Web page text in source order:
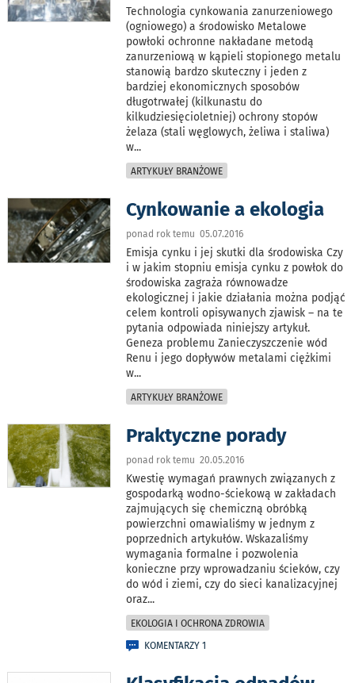
Technologia cynkowania zanurzeniowego
(ogniowego) a środowisko Metalowe
powłoki ochronne nakładane metodą
zanurzeniową w kąpieli stopionego metalu
stanowią bardzo skuteczny i jeden z
bardziej ekonomicznych sposobów
długotrwałej (kilkunastu do
kilkudziesięcioletniej) ochrony stopów
żelaza (stali węglowych, żeliwa i staliwa)
w...
ARTYKUŁY BRANŻOWE
Cynkowanie a ekologia
ponad rok temu 05.07.2016
Emisja cynku i jej skutki dla środowiska Czy
i w jakim stopniu emisja cynku z powłok do
środowiska zagraża równowadze
ekologicznej i jakie działania można podjąć
celem kontroli opisywanych zjawisk – na te
pytania odpowiada niniejszy artykuł.
Geneza problemu Zanieczyszczenie wód
Renu i jego dopływów metalami ciężkimi
w...
ARTYKUŁY BRANŻOWE
Praktyczne porady
ponad rok temu 20.05.2016
Kwestię wymagań prawnych związanych z
gospodarką wodno-ściekową w zakładach
zajmujących się chemiczną obróbką
powierzchni omawialiśmy w jednym z
poprzednich artykułów. Wskazaliśmy
wymagania formalne i pozwolenia
konieczne przy wprowadzaniu ścieków, czy
do wód i ziemi, czy do sieci kanalizacyjnej
oraz...
EKOLOGIA I OCHRONA ZDROWIA
KOMENTARZY 1